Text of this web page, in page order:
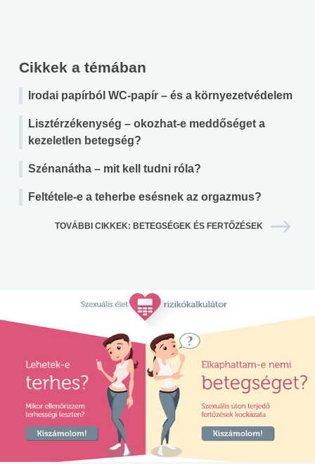
Cikkek a témában
Irodai papírból WC-papír – és a környezetvédelem
Lisztérzékenység – okozhat-e meddőséget a
kezeletlen betegség?
Szénanátha – mit kell tudni róla?
Feltétele-e a teherbe esésnek az orgazmus?
TOVÁBBI CIKKEK: BETEGSÉGEK ÉS FERTŐZÉSEK